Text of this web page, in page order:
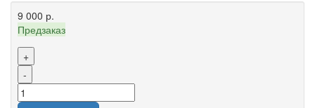
9 000 р.
Предзаказ
+
-